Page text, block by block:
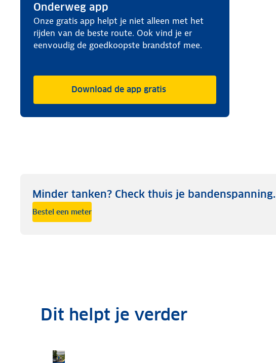
Onderweg app
Onze gratis app helpt je niet alleen met het
rijden van de beste route. Ook vind je er
eenvoudig de goedkoopste brandstof mee.
Download de app gratis
Minder tanken? Check thuis je bandenspanning.
Bestel een meter
Dit helpt je verder
Bekijk overzicht per land
Bekijk per land